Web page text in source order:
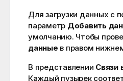
Для загрузки данных с
параметр Добавить
умолчанию. Чтобы
данные в правом
В представлении Связи
Каждый пузырек